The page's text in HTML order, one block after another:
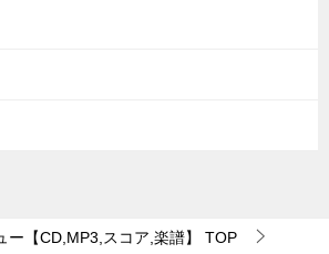
ー【CD,MP3,スコア,楽譜】
TOP